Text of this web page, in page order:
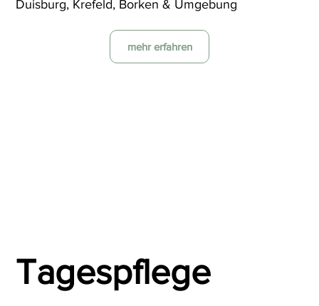
Duisburg, Krefeld, Borken & Umgebung
mehr erfahren
Tagespflege